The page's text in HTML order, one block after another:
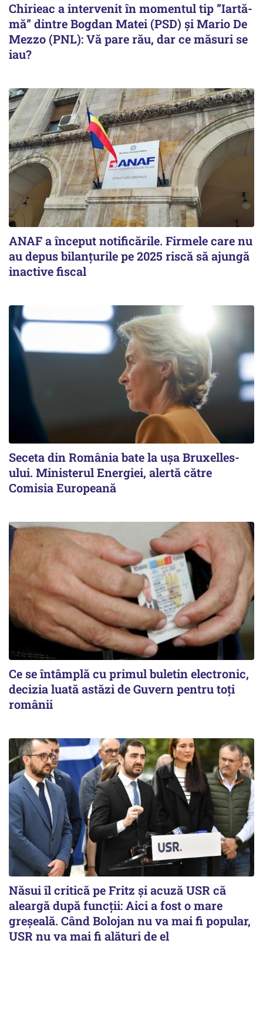
Chirieac a intervenit în momentul tip ”Iartă-
mă” dintre Bogdan Matei (PSD) și Mario De
Mezzo (PNL): Vă pare rău, dar ce măsuri se
iau?
ANAF a început notificările. Firmele care nu
au depus bilanțurile pe 2025 riscă să ajungă
inactive fiscal
Seceta din România bate la ușa Bruxelles-
ului. Ministerul Energiei, alertă către
Comisia Europeană
Ce se întâmplă cu primul buletin electronic,
decizia luată astăzi de Guvern pentru toți
românii
Năsui îl critică pe Fritz și acuză USR că
aleargă după funcții: Aici a fost o mare
greșeală. Când Bolojan nu va mai fi popular,
USR nu va mai fi alături de el